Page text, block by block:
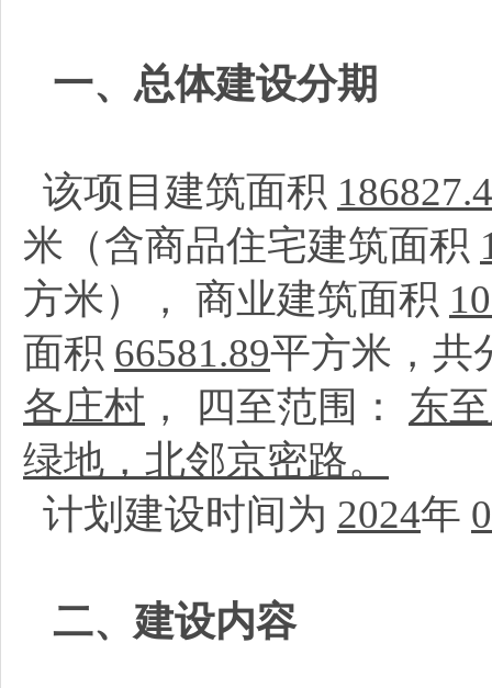
一、总体建设分期
该项目建筑面积
米（含商品住宅建筑面积
方米）， 商业建筑面积
面积 66581.89平方米，共
各庄村 ， 四至范围： 东
绿地，北邻京密路。
计划建设时间为 2024年
二、建设内容